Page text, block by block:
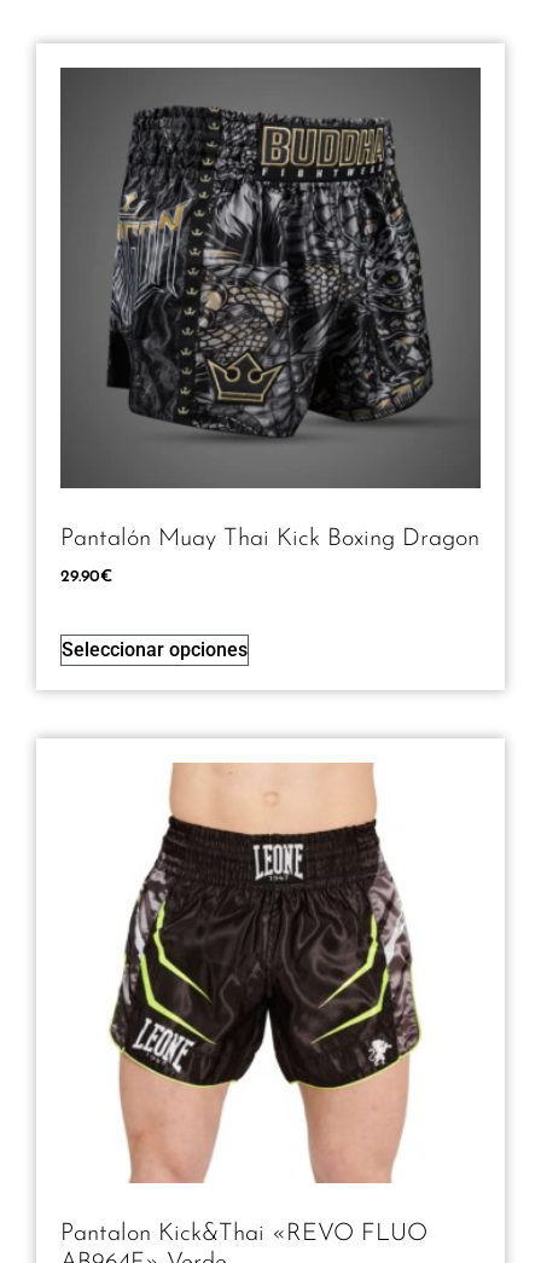
Pantalón Muay Thai Kick Boxing Dragon
29.90€
Seleccionar opciones
Pantalon Kick&Thai «REVO FLUO